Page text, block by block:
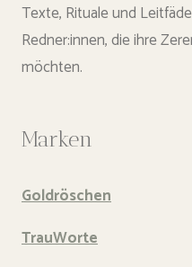
Texte, Rituale und
Redner:innen, die ihre
möchten.
Marken
Goldröschen
TrauWorte